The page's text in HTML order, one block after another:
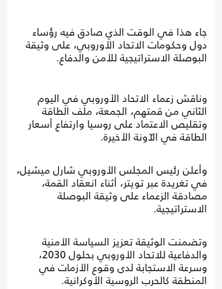
جاء هذا في الوقت الذي صادق فيه رؤساء
دول وحكومات الاتحاد الأوروبي، على وثيقة
البوصلة الاستراتيجية للأمن والدفاع.
وناقش زعماء الاتحاد الأوروبي في اليوم
الثاني من قمتهم، الجمعة، ملف الطاقة
وتقليص الاعتماد على روسيا وارتفاع أسعار
الطاقة في الآونة الأخيرة.
وأعلن رئيس المجلس الأوروبي شارل ميشيل،
في تغريدة عبر تويتر، أثناء انعقاد القمة،
مصادقة الزعماء على وثيقة البوصلة
الاستراتيجية.
وتضمنت الوثيقة تعزيز السياسة الأمنية
والدفاعية للاتحاد الأوروبي بحلول 2030،
وسرعة الاستجابة لدى وقوع الأزمات في
المنطقة كالحرب الروسية الأوكرانية.